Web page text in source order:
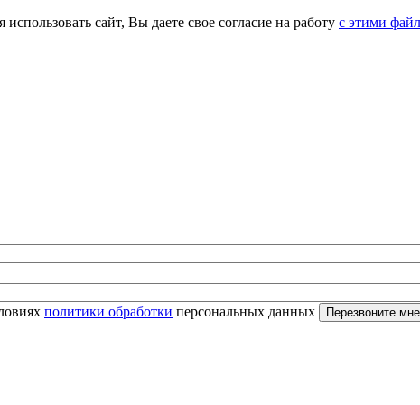
сайт, Вы даете свое согласие на работу с этими
политики обработки персональных данных